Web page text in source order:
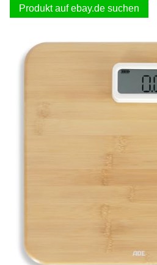
Produkt auf ebay.de suchen